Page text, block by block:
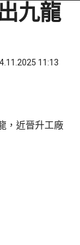
九龍
11:13
，近晉升工廠